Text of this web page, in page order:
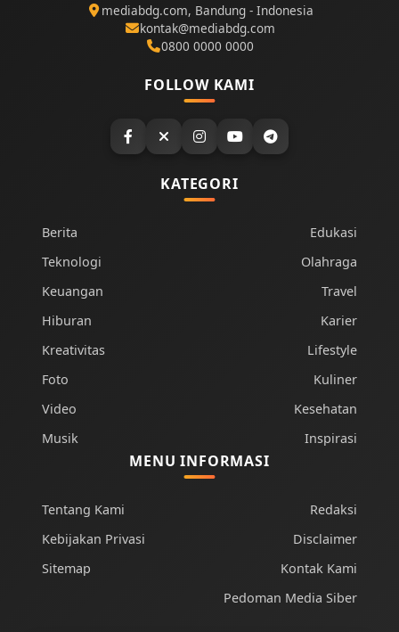
mediabdg.com, Bandung - Indonesia
kontak@mediabdg.com
0800 0000 0000
FOLLOW KAMI
KATEGORI
Berita
Teknologi
Keuangan
Hiburan
Kreativitas
Foto
Video
Musik
Edukasi
Olahraga
Travel
Karier
Lifestyle
Kuliner
Kesehatan
Inspirasi
MENU INFORMASI
Tentang Kami
Kebijakan Privasi
Sitemap
Redaksi
Disclaimer
Kontak Kami
Pedoman Media Siber